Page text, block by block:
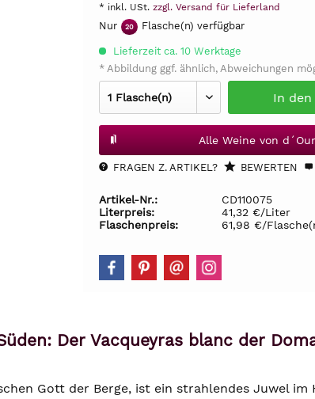
* inkl. USt. zzgl. Versand für Lieferland
Nur 20 Flasche(n) verfügbar
Lieferzeit ca. 10 Werktage
* Abbildung ggf. ähnlich, Abweichungen
In den
Alle Weine von
FRAGEN Z. ARTIKEL? BEWERTEN
Artikel-Nr.:
CD110075
Literpreis:
41,32 €/Liter
Flaschenpreis:
61,98 €/
Der Vacqueyras blanc der
Gott der Berge, ist ein strahlendes Juwel im